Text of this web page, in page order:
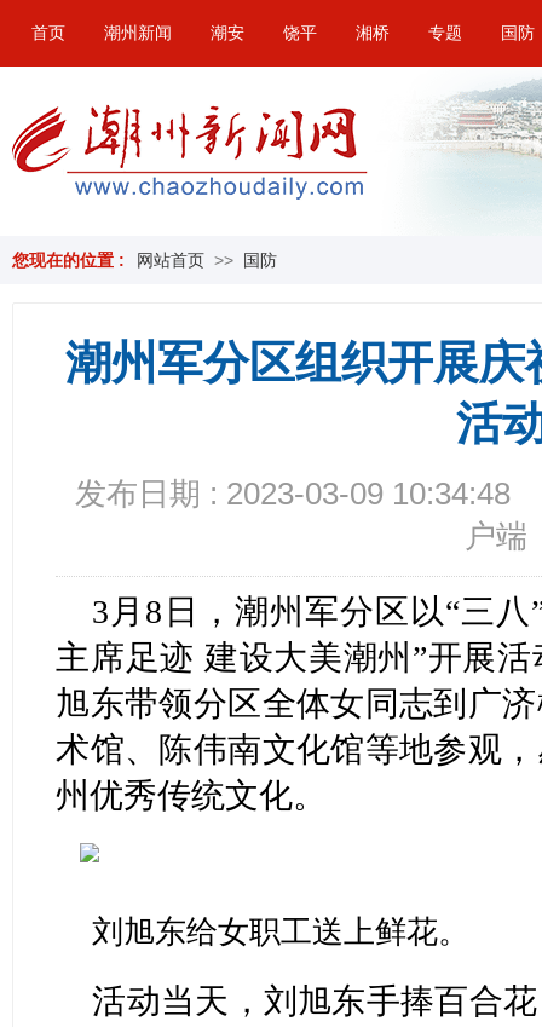
首页 潮州新闻 潮安 饶平 湘桥 专题 国防
您现在的位置 : 网站首页 >> 国防
潮州军分区组织开展庆
活
发布日期 : 2023-03-09 10:34:48
户端
3月8日，潮州军分区以“三
主席足迹 建设大美潮州”开展
旭东带领分区全体女同志到广
术馆、陈伟南文化馆等地参观
州优秀传统文化。
刘旭东给女职工送上鲜花。
活动当天，刘旭东手捧百合